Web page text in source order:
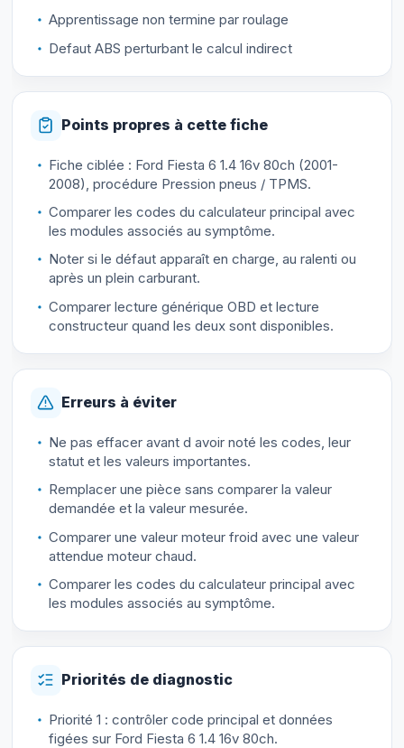
Apprentissage non termine par roulage
Defaut ABS perturbant le calcul indirect
Points propres à cette fiche
Fiche ciblée : Ford Fiesta 6 1.4 16v 80ch (2001-
2008), procédure Pression pneus / TPMS.
Comparer les codes du calculateur principal avec
les modules associés au symptôme.
Noter si le défaut apparaît en charge, au ralenti ou
après un plein carburant.
Comparer lecture générique OBD et lecture
constructeur quand les deux sont disponibles.
Erreurs à éviter
Ne pas effacer avant d avoir noté les codes, leur
statut et les valeurs importantes.
Remplacer une pièce sans comparer la valeur
demandée et la valeur mesurée.
Comparer une valeur moteur froid avec une valeur
attendue moteur chaud.
Comparer les codes du calculateur principal avec
les modules associés au symptôme.
Priorités de diagnostic
Priorité 1 : contrôler code principal et données
figées sur Ford Fiesta 6 1.4 16v 80ch.